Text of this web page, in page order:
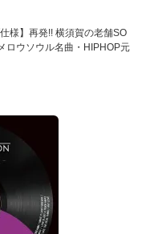
様】再発!! 横須賀の老舗SO
ロウソウル名曲・HIPHOP元